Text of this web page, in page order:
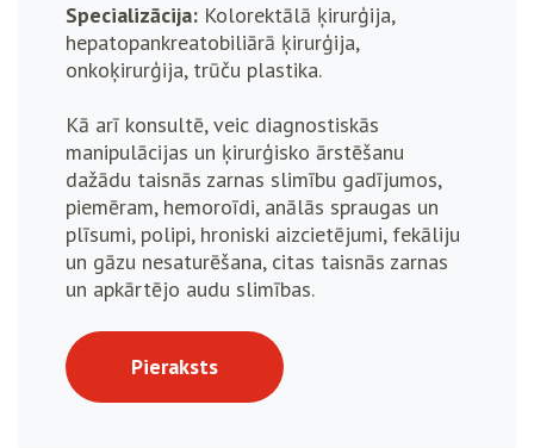
Specializācija: Kolorektālā ķirurģija,
hepatopankreatobiliārā ķirurģija,
onkoķirurģija, trūču plastika.
Kā arī konsultē, veic diagnostiskās
manipulācijas un ķirurģisko ārstēšanu
dažādu taisnās zarnas slimību gadījumos,
piemēram, hemoroīdi, anālās spraugas un
plīsumi, polipi, hroniski aizcietējumi, fekāliju
un gāzu nesaturēšana, citas taisnās zarnas
un apkārtējo audu slimības.
Pieraksts